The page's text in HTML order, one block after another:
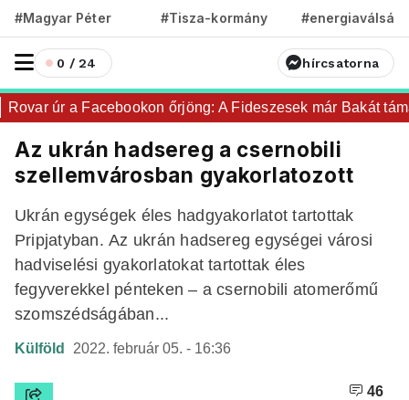
#Magyar Péter #Tisza-kormány #energiaválság
0 / 24 hírcsatorna
úr a Facebookon őrjöng: A Fideszesek már Bakát
Az ukrán hadsereg a csernobili
szellemvárosban gyakorlatozott
Ukrán egységek éles hadgyakorlatot tartottak
Pripjatyban. Az ukrán hadsereg egységei városi
hadviselési gyakorlatokat tartottak éles
fegyverekkel pénteken – a csernobili atomerőmű
szomszédságában...
Külföld 2022. február 05. - 16:36
46